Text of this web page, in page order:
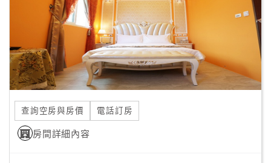
商
品
宣
傳
查詢空房與房價 電話訂房
房間詳細內容